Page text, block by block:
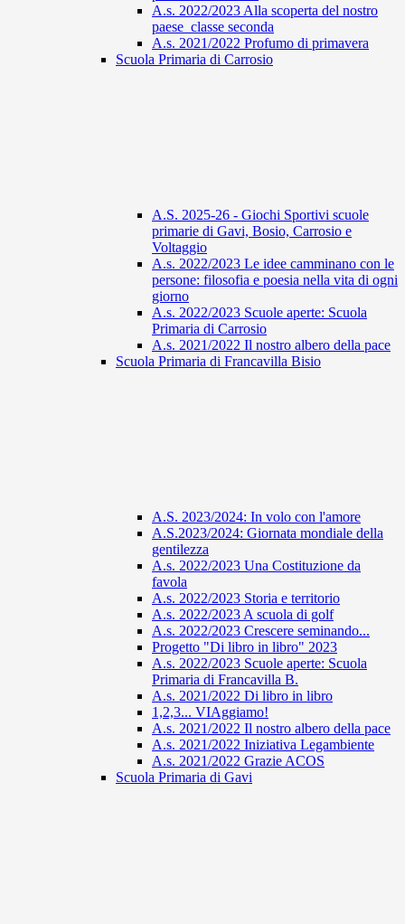
A.s. 2022/2023 Alla scoperta del nostro
paese_classe seconda
A.s. 2021/2022 Profumo di primavera
Scuola Primaria di Carrosio
A.S. 2025-26 - Giochi Sportivi scuole
primarie di Gavi, Bosio, Carrosio e
Voltaggio
A.s. 2022/2023 Le idee camminano con le
persone: filosofia e poesia nella vita di ogni
giorno
A.s. 2022/2023 Scuole aperte: Scuola
Primaria di Carrosio
A.s. 2021/2022 Il nostro albero della pace
Scuola Primaria di Francavilla Bisio
A.S. 2023/2024: In volo con l'amore
A.S.2023/2024: Giornata mondiale della
gentilezza
A.s. 2022/2023 Una Costituzione da
favola
A.s. 2022/2023 Storia e territorio
A.s. 2022/2023 A scuola di golf
A.s. 2022/2023 Crescere seminando...
Progetto "Di libro in libro" 2023
A.s. 2022/2023 Scuole aperte: Scuola
Primaria di Francavilla B.
A.s. 2021/2022 Di libro in libro
1,2,3... VIAggiamo!
A.s. 2021/2022 Il nostro albero della pace
A.s. 2021/2022 Iniziativa Legambiente
A.s. 2021/2022 Grazie ACOS
Scuola Primaria di Gavi